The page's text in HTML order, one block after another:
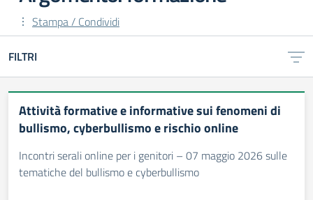
Stampa / Condividi
FILTRI
Attività formative e informative sui fenomeni di
bullismo, cyberbullismo e rischio online
Incontri serali online per i genitori – 07 maggio 2026 sulle
tematiche del bullismo e cyberbullismo